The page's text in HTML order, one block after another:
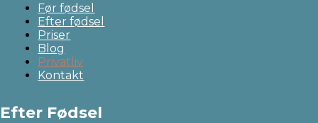
Før fødsel
Efter fødsel
Priser
Blog
Privatliv
Kontakt
Efter Fødsel